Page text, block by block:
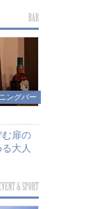
BAR
ングバー
む扉の
大人
& SPORT